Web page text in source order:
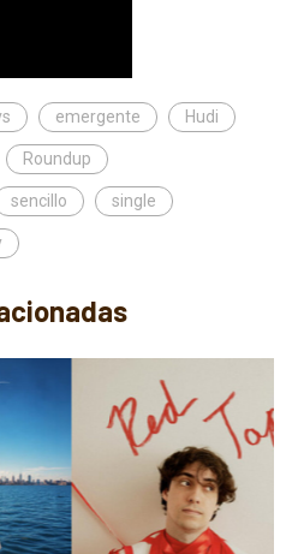
emergente Hudi
Roundup
sencillo single